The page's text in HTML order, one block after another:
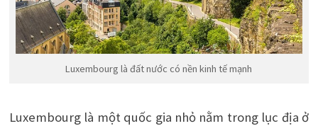
Luxembourg là đất nước có nền kinh tế mạnh
Luxembourg là một quốc gia nhỏ nằm trong lục địa ở